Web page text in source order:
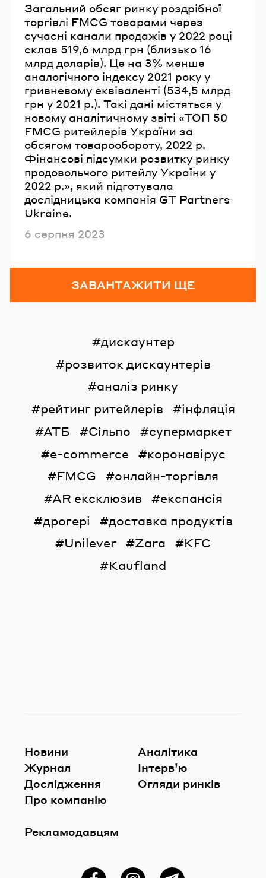
Загальний обсяг ринку роздрібної
торгівлі FMCG товарами через
сучасні канали продажів у 2022 році
склав 519,6 млрд грн (близько 16
млрд доларів). Це на 3% менше
аналогічного індексу 2021 року у
гривневому еквіваленті (534,5 млрд
грн у 2021 р.). Такі дані містяться у
новому аналітичному звіті «ТОП 50
FMCG ритейлерів України за
обсягом товарообороту, 2022 р.
Фінансові підсумки розвитку ринку
продовольчого ритейлу України у
2022 р.», який підготувала
дослідницька компанія GT Partners
Ukraine.
Опубліковано
6 серпня 2023
ЗАВАНТАЖИТИ ЩЕ
дискаунтер
розвиток дискаунтерів
аналіз ринку
рейтинг ритейлерів
інфляція
АТБ
Сільпо
супермаркет
e-commerce
коронавірус
FMCG
онлайн-торгівля
AR ексклюзив
експансія
дрогері
доставка продуктів
Unilever
Zara
KFC
Kaufland
Новини
Журнал
Дослідження
Про компанію
Рекламодавцям
Аналітика
Інтерв’ю
Огляди ринків